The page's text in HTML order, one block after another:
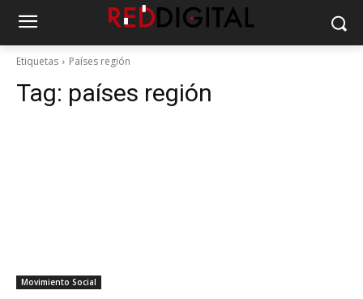
Etiquetas Países región
Tag: países región
Movimiento Social